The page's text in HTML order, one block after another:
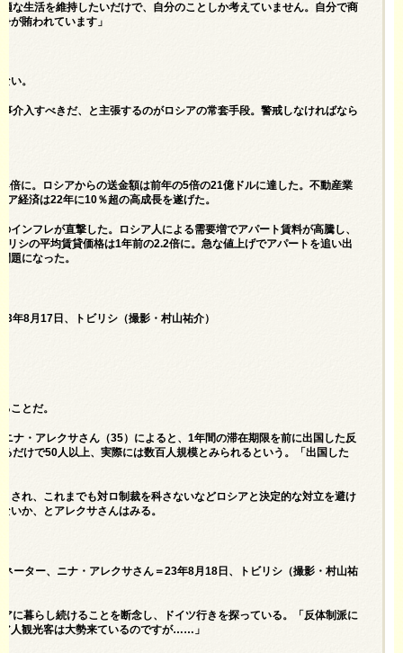
な生活を維持したいだけで、自分のことしか考えていません。自分で商
が賄われています」
い。
介入すべきだ、と主張するのがロシアの常套手段。警戒しなければなら
倍に。ロシアからの送金額は前年の5倍の21億ドルに達した。不動産業
経済は22年に10％超の高成長を遂げた。
ンフレが直撃した。ロシア人による需要増でアパート賃料が高騰し、
シの平均賃貸価格は1年前の2.2倍に。急な値上げでアパートを追い出
題になった。
年8月17日、トビリシ（撮影・村山祐介）
ことだ。
ナ・アレクサさん（35）によると、1年間の滞在期限を前に出国した反
だけで50人以上、実際には数百人規模とみられるという。「出国した
され、これまでも対ロ制裁を科さないなどロシアと決定的な対立を避け
いか、とアレクサさんはみる。
ーター、ニナ・アレクサさん＝23年8月18日、トビリシ（撮影・村山祐
に暮らし続けることを断念し、ドイツ行きを探っている。「反体制派に
人観光客は大勢来ているのですが……」